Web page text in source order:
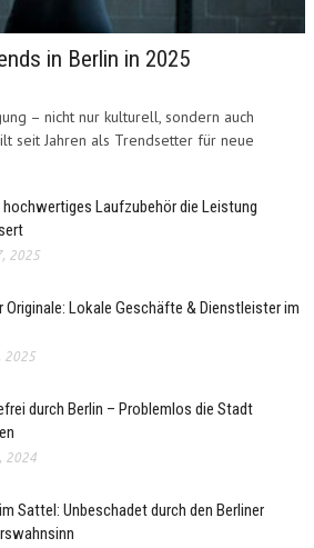
in Berlin in 2025
– nicht nur kulturell, sondern auch
seit Jahren als Trendsetter für neue
hochwertiges Laufzubehör die Leistung
2025
Originale: Lokale Geschäfte & Dienstleister im
2025
durch Berlin – Problemlos die Stadt
2024
Sattel: Unbeschadet durch den Berliner